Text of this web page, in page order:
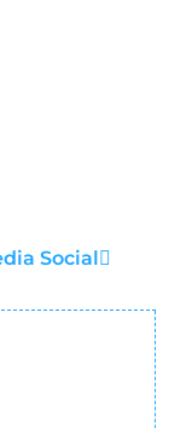
Social